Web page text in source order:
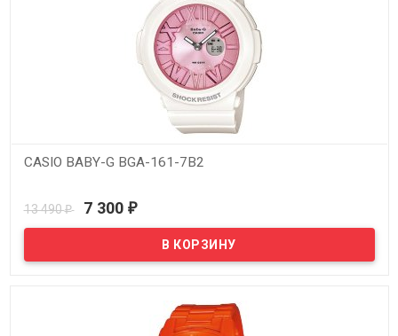
CASIO BABY-G BGA-161-7B2
13 490₽ 7 300 ₽